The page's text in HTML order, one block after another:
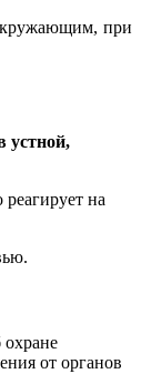
при
устной,
на
охране
от органов